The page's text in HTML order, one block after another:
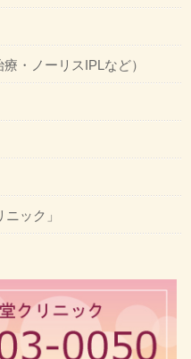
・ノーリスIPLなど）
ック」